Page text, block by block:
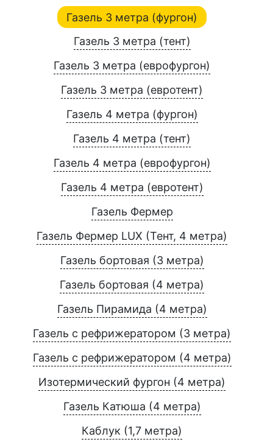
Газель 3 метра (фургон)
Газель 3 метра (тент)
Газель 3 метра (еврофургон)
Газель 3 метра (евротент)
Газель 4 метра (фургон)
Газель 4 метра (тент)
Газель 4 метра (еврофургон)
Газель 4 метра (евротент)
Газель Фермер
Газель Фермер LUX (Тент, 4 метра)
Газель бортовая (3 метра)
Газель бортовая (4 метра)
Газель Пирамида (4 метра)
Газель с рефрижератором (3 метра)
Газель с рефрижератором (4 метра)
Изотермический фургон (4 метра)
Газель Катюша (4 метра)
Каблук (1,7 метра)